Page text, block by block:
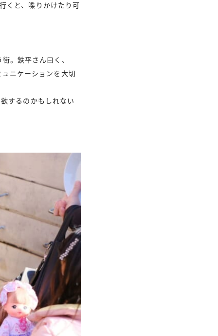
くと、喋りかけたり可
。鉄平さん曰く、
ニケーションを大切
するのかもしれない